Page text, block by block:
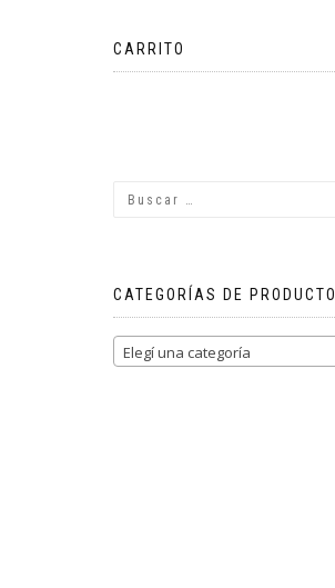
CARRITO
CATEGORÍAS DE PRODUCTO
Elegí una categoría